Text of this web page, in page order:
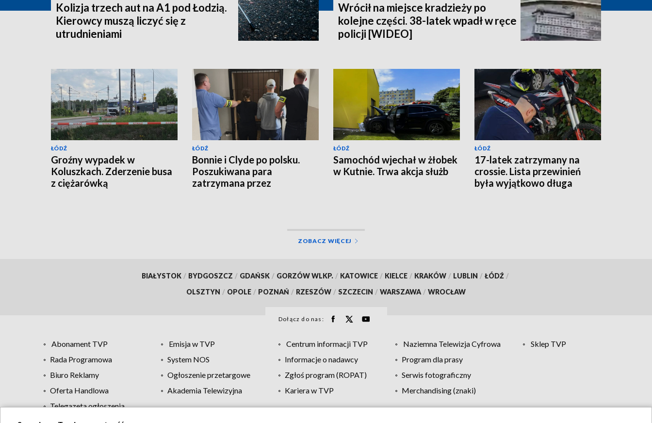
Kolizja trzech aut na A1 pod Łodzią.
Kierowcy muszą liczyć się z
utrudnieniami
Wrócił na miejsce kradzieży po
kolejne części. 38-latek wpadł w ręce
policji [WIDEO]
ŁÓDŹ
Groźny wypadek w
Koluszkach. Zderzenie busa
z ciężarówką
ŁÓDŹ
Bonnie i Clyde po polsku.
Poszukiwana para
zatrzymana przez
ŁÓDŹ
Samochód wjechał w żłobek
w Kutnie. Trwa akcja służb
ŁÓDŹ
17-latek zatrzymany na
crossie. Lista przewinień
była wyjątkowo długa
ZOBACZ WIĘCEJ
BIAŁYSTOK / BYDGOSZCZ / GDAŃSK / GORZÓW WLKP. / KATOWICE / KIELCE / KRAKÓW / LUBLIN / ŁÓDŹ /
OLSZTYN / OPOLE / POZNAŃ / RZESZÓW / SZCZECIN / WARSZAWA / WROCŁAW
Dołącz do nas:
Abonament TVP Emisja w TVP Centrum informacji TVP Naziemna Telewizja Cyfrowa
Sklep TVP
Rada Programowa
System NOS Informacje o nadawcy
Program dla prasy
Biuro Reklamy
Ogłoszenie przetargowe Zgłoś program (ROPAT)
Serwis fotograficzny
Oferta Handlowa
Akademia Telewizyjna Kariera w TVP
Merchandising (znaki)
Telegazeta ogłoszenia